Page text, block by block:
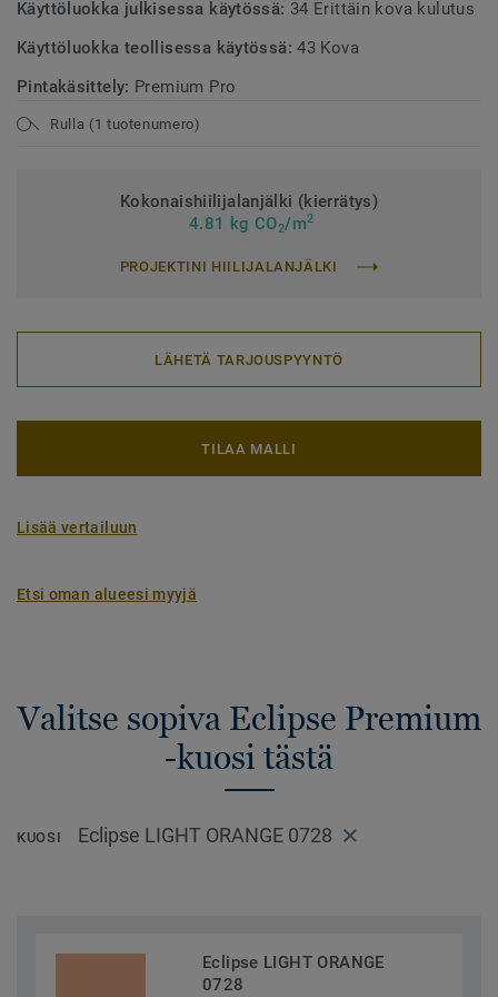
Käyttöluokka julkisessa käytössä: 34 Erittäin kova kulutus
Käyttöluokka teollisessa käytössä:43 Kova
Pintakäsittely: Premium Pro
Rulla (1 tuotenumero)
Kokonaishiilijalanjälki (kierrätys)
4.81 kg CO2/m2
PROJEKTINI HIILIJALANJÄLKI
LÄHETÄ TARJOUSPYYNTÖ
TILAA MALLI
Lisää vertailuun
Etsi oman alueesi myyjä
Valitse sopiva Eclipse Premium
-kuosi tästä
KUOSI Eclipse LIGHT ORANGE 0728
Eclipse LIGHT ORANGE
0728